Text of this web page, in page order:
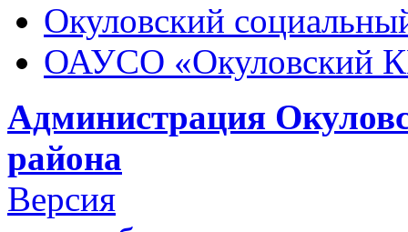
Окуловский
ОАУСО «Окуловский
Администрация
района
Версия